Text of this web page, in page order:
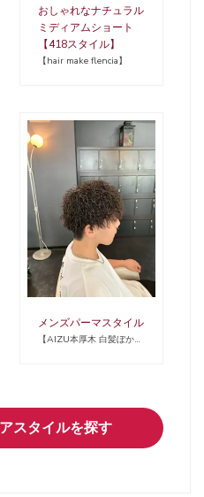
おしゃれなナチュラル
ミディアムショート
【418スタイル】
【hair make flencia】
メンズパーマスタイル
【AIZU本厚木 白髪ぼかし
スタイルを探す